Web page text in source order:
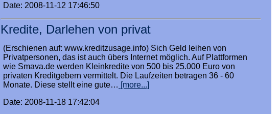
Date: 2008-11-12 17:46:50
Kredite, Darlehen von privat
(Erschienen auf: www.kreditzusage.info) Sich Geld leihen von
Privatpersonen, das ist auch übers Internet möglich. Auf Plattformen
wie Smava.de werden Kleinkredite von 500 bis 25.000 Euro von
privaten Kreditgebern vermittelt. Die Laufzeiten betragen 36 - 60
Monate. Diese stellt eine gute… [more...]
Date: 2008-11-18 17:42:04